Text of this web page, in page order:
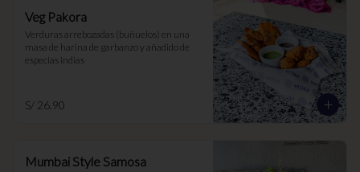
Veg Pakora
Verduras arrebozadas (buñuelos) en una
masa de harina de garbanzo y añadido de
especias indias
S/ 26.90
Mumbai Style Samosa